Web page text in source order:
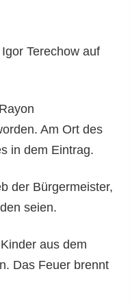
Terechow auf
Am Ort des
in dem Eintrag.
der Bürgermeister,
seien.
aus dem
Das Feuer brennt